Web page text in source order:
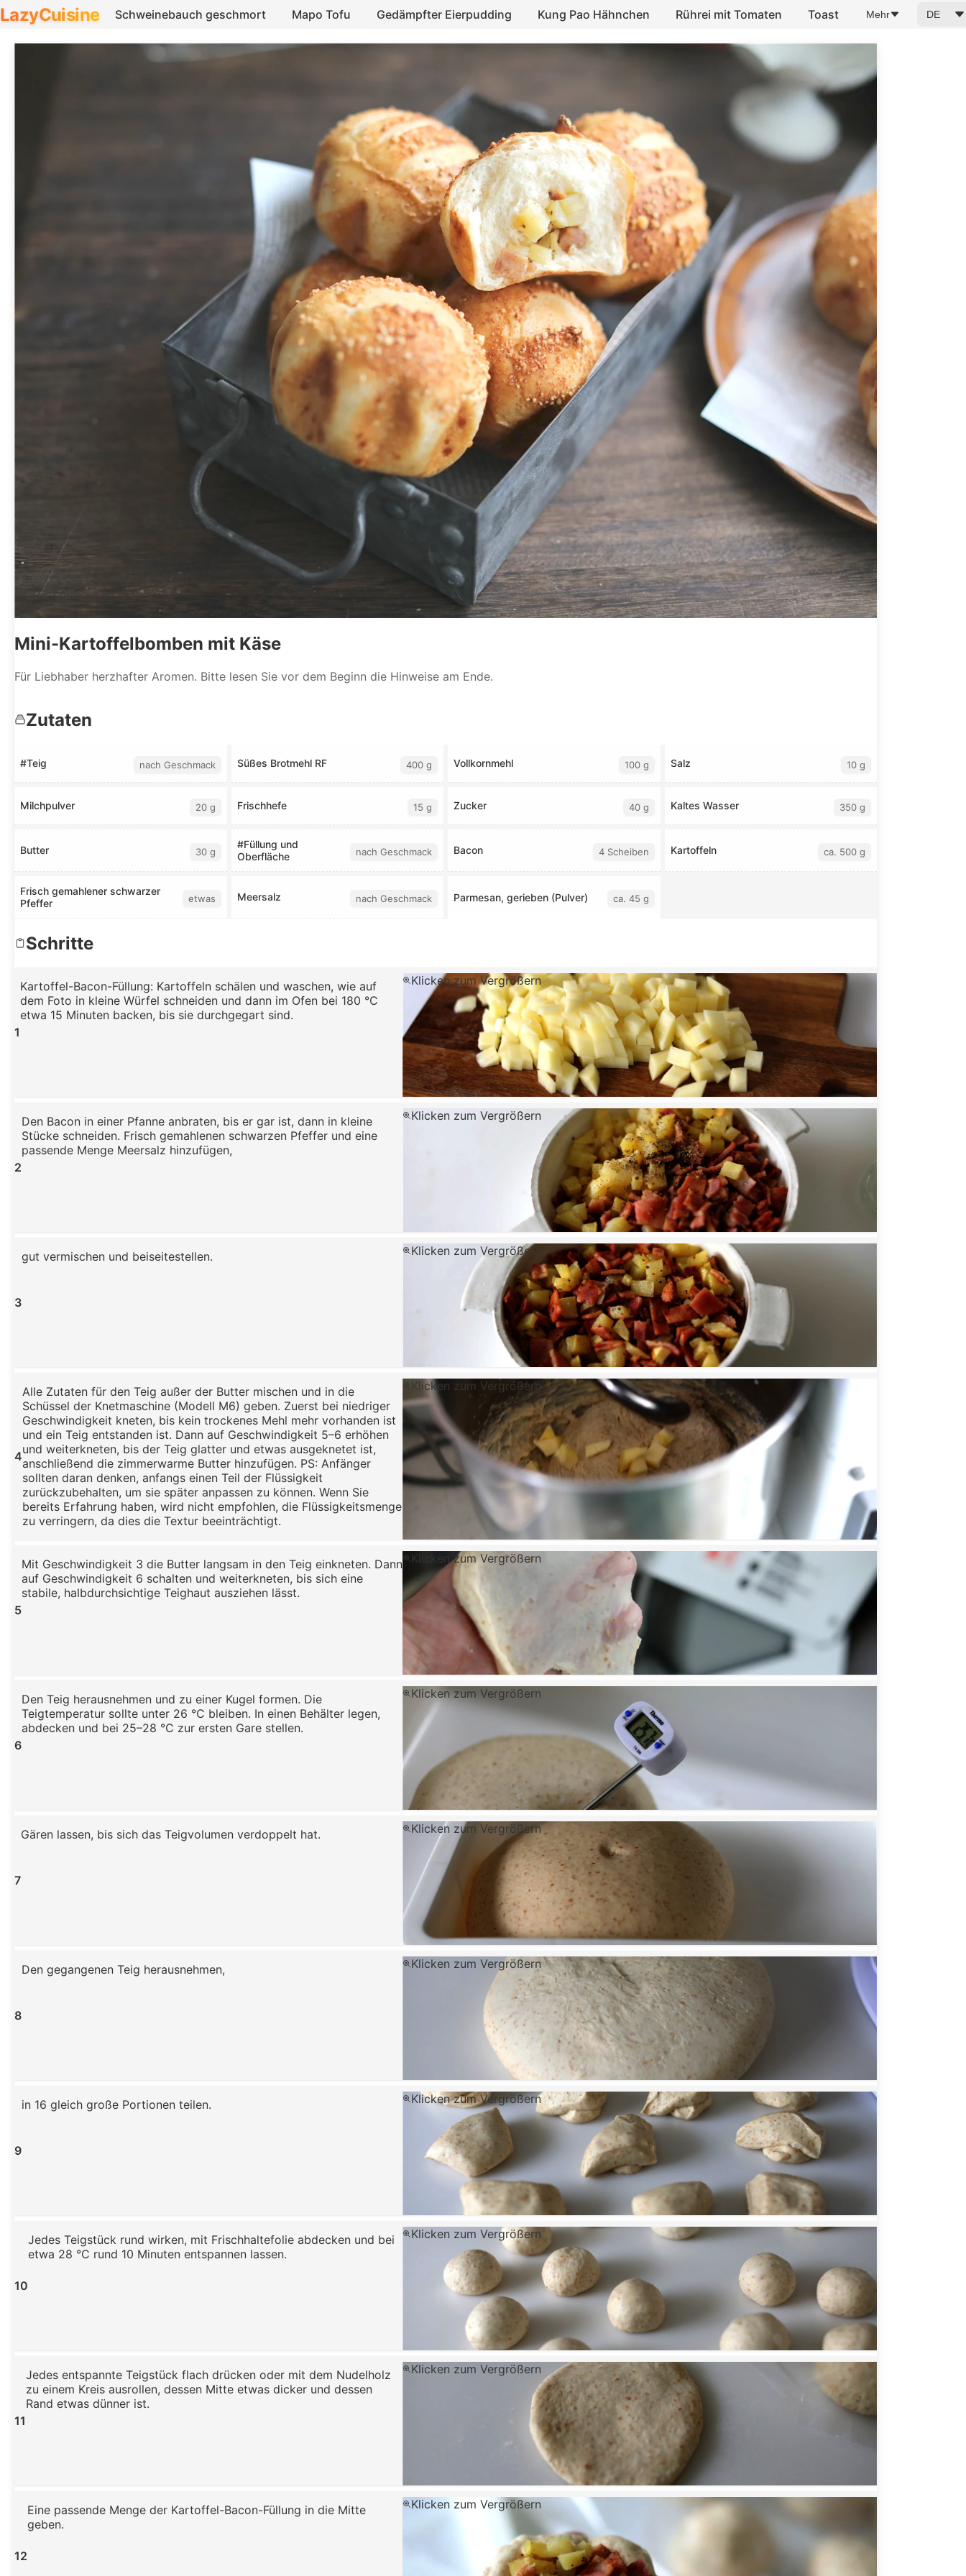
LazyCuisine Schweinebauch geschmort Mapo Tofu Gedämpfter Eierpudding Kung Pao Hähnchen Rührei mit Tomaten Toast Mehr DE
Mini-Kartoffelbomben mit Käse
Für Liebhaber herzhafter Aromen. Bitte lesen Sie vor dem Beginn die Hinweise am Ende.
Zutaten
#Teig nach Geschmack Süßes Brotmehl RF 400 g Vollkornmehl 100 g Salz 10 g
Milchpulver 20 g Frischhefe 15 g Zucker 40 g Kaltes Wasser 350 g
Butter 30 g
#Füllung und
Oberfläche
nach Geschmack Bacon 4 Scheiben Kartoffeln ca. 500 g
Frisch gemahlener schwarzer
Pfeffer
etwas Meersalz nach Geschmack Parmesan, gerieben (Pulver) ca. 45 g
Schritte
1
Kartoffel-Bacon-Füllung: Kartoffeln schälen und waschen, wie auf
dem Foto in kleine Würfel schneiden und dann im Ofen bei 180 °C
etwa 15 Minuten backen, bis sie durchgegart sind.
Klicken zum Vergrößern
2
Den Bacon in einer Pfanne anbraten, bis er gar ist, dann in kleine
Stücke schneiden. Frisch gemahlenen schwarzen Pfeffer und eine
passende Menge Meersalz hinzufügen,
Klicken zum Vergrößern
3
gut vermischen und beiseitestellen. Klicken zum Vergrößern
4
Alle Zutaten für den Teig außer der Butter mischen und in die
Schüssel der Knetmaschine (Modell M6) geben. Zuerst bei niedriger
Geschwindigkeit kneten, bis kein trockenes Mehl mehr vorhanden ist
und ein Teig entstanden ist. Dann auf Geschwindigkeit 5–6 erhöhen
und weiterkneten, bis der Teig glatter und etwas ausgeknetet ist,
anschließend die zimmerwarme Butter hinzufügen. PS: Anfänger
sollten daran denken, anfangs einen Teil der Flüssigkeit
zurückzubehalten, um sie später anpassen zu können. Wenn Sie
bereits Erfahrung haben, wird nicht empfohlen, die Flüssigkeitsmenge
zu verringern, da dies die Textur beeinträchtigt.
Klicken zum Vergrößern
5
Mit Geschwindigkeit 3 die Butter langsam in den Teig einkneten. Dann
auf Geschwindigkeit 6 schalten und weiterkneten, bis sich eine
stabile, halbdurchsichtige Teighaut ausziehen lässt.
Klicken zum Vergrößern
6
Den Teig herausnehmen und zu einer Kugel formen. Die
Teigtemperatur sollte unter 26 °C bleiben. In einen Behälter legen,
abdecken und bei 25–28 °C zur ersten Gare stellen.
Klicken zum Vergrößern
7
Gären lassen, bis sich das Teigvolumen verdoppelt hat. Klicken zum Vergrößern
8
Den gegangenen Teig herausnehmen, Klicken zum Vergrößern
9
in 16 gleich große Portionen teilen. Klicken zum Vergrößern
10
Jedes Teigstück rund wirken, mit Frischhaltefolie abdecken und bei
etwa 28 °C rund 10 Minuten entspannen lassen.
Klicken zum Vergrößern
11
Jedes entspannte Teigstück flach drücken oder mit dem Nudelholz
zu einem Kreis ausrollen, dessen Mitte etwas dicker und dessen
Rand etwas dünner ist.
Klicken zum Vergrößern
12
Eine passende Menge der Kartoffel-Bacon-Füllung in die Mitte
geben.
Klicken zum Vergrößern